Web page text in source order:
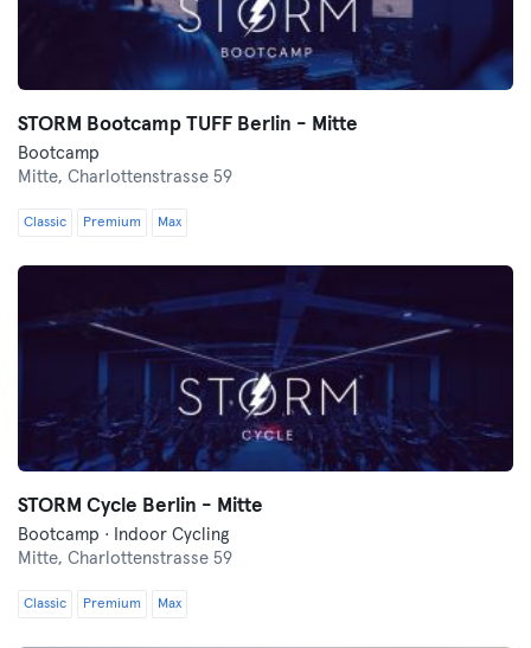
STORM Bootcamp TUFF Berlin - Mitte
Bootcamp
Mitte, Charlottenstrasse 59
Classic Premium Max
STORM Cycle Berlin - Mitte
Bootcamp · Indoor Cycling
Mitte, Charlottenstrasse 59
Classic Premium Max